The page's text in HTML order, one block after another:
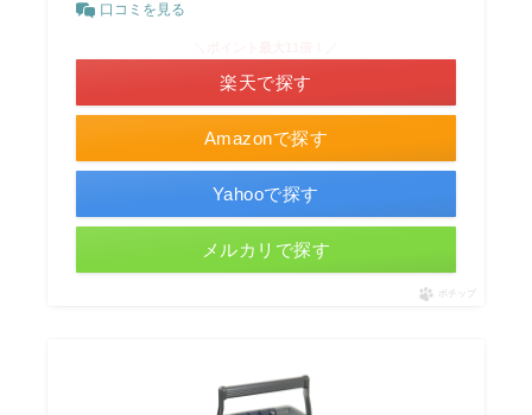
口コミを見る
Amazonで探す
楽天で探す
Yahooで探す
メルカリで探す
ポチップ